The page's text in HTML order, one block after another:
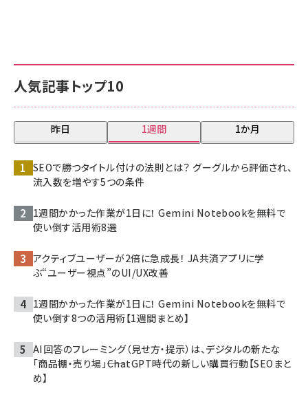
人気記事トップ10
昨日 1週間 1か月
SEOで勝つタイトル付けの法則とは？ グーグルから評価され、
流入数を増やす5つの条件
1週間かかった作業が1日に！ Gemini Notebookを無料で
使い倒す活用術8選
アクティブユーザーが2倍に急成長！ JA共済アプリに学
ぶ“ユーザー視点”のUI/UX改善
1週間かかった作業が1日に！ Gemini Notebookを無料で
使い倒す8つの活用術【1週間まとめ】
AI回答のフレーミング（見せ方・提示）は、デジタルの新たな
「商品棚・売り場」――ChatGPT時代の新しい購買行動【SEOまと
め】